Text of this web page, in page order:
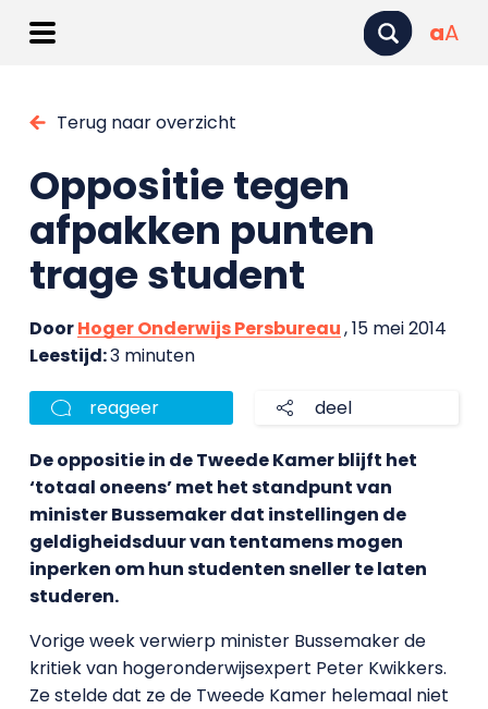
aA
Terug naar overzicht
Oppositie tegen
afpakken punten
trage student
DoorHoger Onderwijs Persbureau, 15 mei 2014
Leestijd:3 minuten
reageer deel
De oppositie in de Tweede Kamer blijft het
‘totaal oneens’ met het standpunt van
minister Bussemaker dat instellingen de
geldigheidsduur van tentamens mogen
inperken om hun studenten sneller te laten
studeren.
Vorige week verwierp minister Bussemaker de
kritiek van hogeronderwijsexpert Peter Kwikkers.
Ze stelde dat ze de Tweede Kamer helemaal niet